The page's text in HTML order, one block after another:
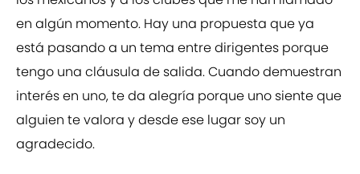
en algún momento. Hay una propuesta que ya
está pasando a un tema entre dirigentes porque
tengo una cláusula de salida. Cuando demuestran
interés en uno, te da alegría porque uno siente que
alguien te valora y desde ese lugar soy un
agradecido.